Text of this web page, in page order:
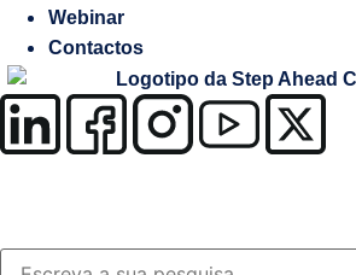
Soluções
à
medida
OutSystems
Setor
Webinar
Contactos